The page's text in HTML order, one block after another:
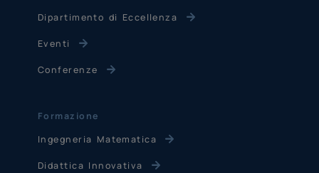
Dipartimento di Eccellenza
Eventi
Conferenze
Formazione
Ingegneria Matematica
Didattica Innovativa